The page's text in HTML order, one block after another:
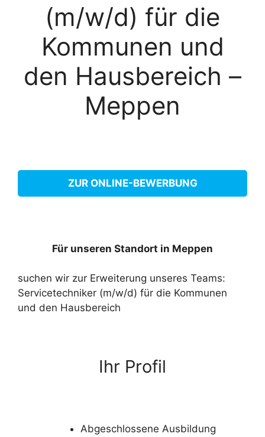
(m/w/d) für die
Kommunen und
den Hausbereich –
Meppen
ZUR ONLINE-BEWERBUNG
Für unseren Standort in Meppen
suchen wir zur Erweiterung unseres Teams:
Servicetechniker (m/w/d) für die Kommunen
und den Hausbereich
Ihr Profil
Abgeschlossene Ausbildung